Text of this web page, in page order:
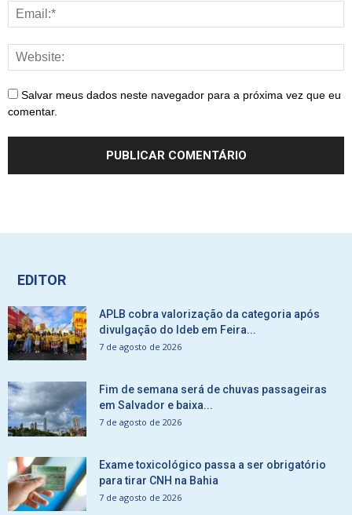
Salvar meus dados neste navegador para a próxima vez que eu
comentar.
EDITOR
APLB cobra valorização da categoria após
divulgação do Ideb em Feira...
7 de agosto de 2026
Fim de semana será de chuvas passageiras
em Salvador e baixa...
7 de agosto de 2026
Exame toxicológico passa a ser obrigatório
para tirar CNH na Bahia
7 de agosto de 2026